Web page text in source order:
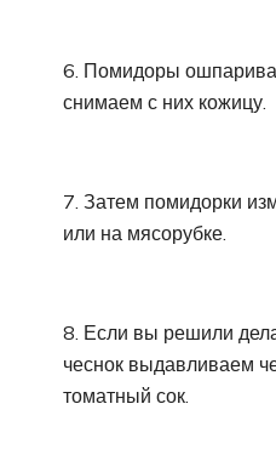
6. Помидоры
снимаем с них кожицу.
7. Затем помидорки
или на мясорубке.
8. Если вы решили
чеснок выдавливаем
томатный сок.